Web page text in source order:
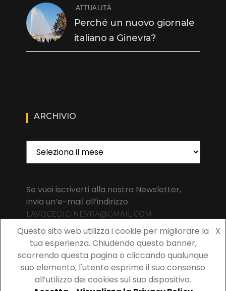
ATTUALITÀ
Perché un nuovo giornale
italiano a Ginevra?
ARCHIVIO
Archivio
Se vuoi iscriverti alla nostra Newsletter,
invia un’e-mail all’indirizzo
LAVOCEDIGINEVRA@GMAIL.COM
Copyright 2021 La Voce di Ginevra | All rights reserved La Voce
di Ginevra | Wishful Blog diWishfulthemes
Questo sito web utilizza i cookie per migliorare la
tua esperienza. Chiudendo questo banner,
scorrendo questa pagina o cliccando qualunque
suo elemento, l'utente esprime il suo consenso
all’utilizzo dei cookies sul suo dispositivo.
X